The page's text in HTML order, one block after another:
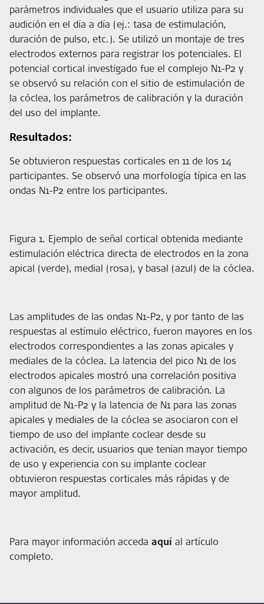
parámetros individuales que el usuario utiliza para su
audición en el día a día (ej.: tasa de estimulación,
duración de pulso, etc.). Se utilizó un montaje de tres
electrodos externos para registrar los potenciales. El
potencial cortical investigado fue el complejo N1-P2 y
se observó su relación con el sitio de estimulación de
la cóclea, los parámetros de calibración y la duración
del uso del implante.
Resultados:
Se obtuvieron respuestas corticales en 11 de los 14
participantes. Se observó una morfología típica en las
ondas N1-P2 entre los participantes.
Figura 1. Ejemplo de señal cortical obtenida mediante
estimulación eléctrica directa de electrodos en la zona
apical (verde), medial (rosa), y basal (azul) de la cóclea.
Las amplitudes de las ondas N1-P2, y por tanto de las
respuestas al estímulo eléctrico, fueron mayores en los
electrodos correspondientes a las zonas apicales y
mediales de la cóclea. La latencia del pico N1 de los
electrodos apicales mostró una correlación positiva
con algunos de los parámetros de calibración. La
amplitud de N1-P2 y la latencia de N1 para las zonas
apicales y mediales de la cóclea se asociaron con el
tiempo de uso del implante coclear desde su
activación, es decir, usuarios que tenían mayor tiempo
de uso y experiencia con su implante coclear
obtuvieron respuestas corticales más rápidas y de
mayor amplitud.
Para mayor información acceda aquí al artículo
completo.